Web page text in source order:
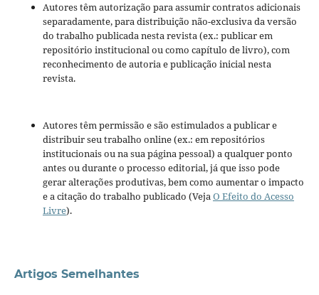
Autores têm autorização para assumir contratos adicionais
separadamente, para distribuição não-exclusiva da versão
do trabalho publicada nesta revista (ex.: publicar em
repositório institucional ou como capítulo de livro), com
reconhecimento de autoria e publicação inicial nesta
revista.
Autores têm permissão e são estimulados a publicar e
distribuir seu trabalho online (ex.: em repositórios
institucionais ou na sua página pessoal) a qualquer ponto
antes ou durante o processo editorial, já que isso pode
gerar alterações produtivas, bem como aumentar o impacto
e a citação do trabalho publicado (VejaO Efeito do Acesso
Livre).
Artigos Semelhantes